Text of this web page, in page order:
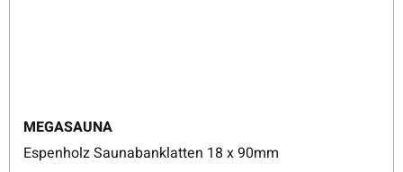
MEGASAUNA
Espenholz Saunabanklatten 18 x 90mm